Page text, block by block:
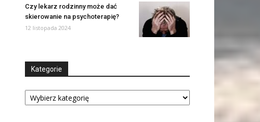
Czy lekarz rodzinny może dać
skierowanie na psychoterapię?
12 listopada 2024
Kategorie
Kategorie